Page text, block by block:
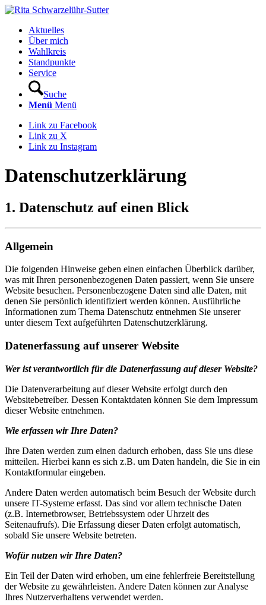
Aktuelles
Über mich
Wahlkreis
Standpunkte
Service
Suche
Menü Menü
Link zu Facebook
Link zu X
Link zu Instagram
Datenschutzerklärung
1. Datenschutz auf einen Blick
Allgemein
Die folgenden Hinweise geben einen einfachen Überblick darüber,
was mit Ihren personenbezogenen Daten passiert, wenn Sie unsere
Website besuchen. Personenbezogene Daten sind alle Daten, mit
denen Sie persönlich identifiziert werden können. Ausführliche
Informationen zum Thema Datenschutz entnehmen Sie unserer
unter diesem Text aufgeführten Datenschutzerklärung.
Datenerfassung auf unserer Website
Wer ist verantwortlich für die Datenerfassung auf dieser Website?
Die Datenverarbeitung auf dieser Website erfolgt durch den
Websitebetreiber. Dessen Kontaktdaten können Sie dem Impressum
dieser Website entnehmen.
Wie erfassen wir Ihre Daten?
Ihre Daten werden zum einen dadurch erhoben, dass Sie uns diese
mitteilen. Hierbei kann es sich z.B. um Daten handeln, die Sie in ein
Kontaktformular eingeben.
Andere Daten werden automatisch beim Besuch der Website durch
unsere IT-Systeme erfasst. Das sind vor allem technische Daten
(z.B. Internetbrowser, Betriebssystem oder Uhrzeit des
Seitenaufrufs). Die Erfassung dieser Daten erfolgt automatisch,
sobald Sie unsere Website betreten.
Wofür nutzen wir Ihre Daten?
Ein Teil der Daten wird erhoben, um eine fehlerfreie Bereitstellung
der Website zu gewährleisten. Andere Daten können zur Analyse
Ihres Nutzerverhaltens verwendet werden.